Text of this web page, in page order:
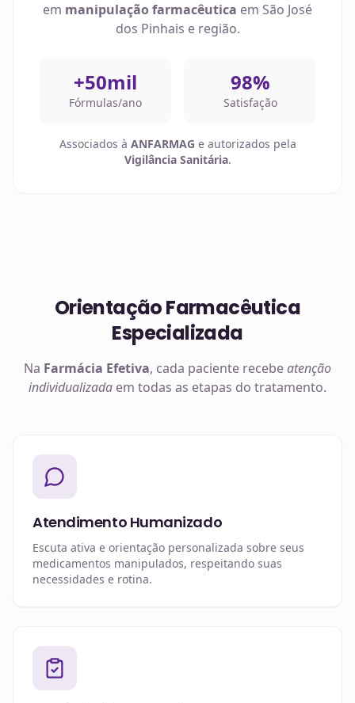
em manipulação farmacêutica em São José
dos Pinhais e região.
+50mil
Fórmulas/ano
98%
Satisfação
Associados à ANFARMAG e autorizados pela
Vigilância Sanitária.
Orientação Farmacêutica
Especializada
Na Farmácia Efetiva, cada paciente recebeatenção
individualizada em todas as etapas do tratamento.
Atendimento Humanizado
Escuta ativa e orientação personalizada sobre seus
medicamentos manipulados, respeitando suas
necessidades e rotina.